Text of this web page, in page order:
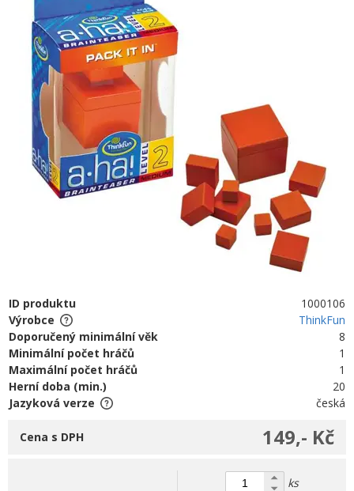
ID produktu
1000106
Výrobce
ThinkFun
Doporučený minimální věk
8
Minimální počet hráčů
1
Maximální počet hráčů
1
Herní doba (min.)
20
Jazyková verze
česká
149,- Kč
Cena s DPH
ks